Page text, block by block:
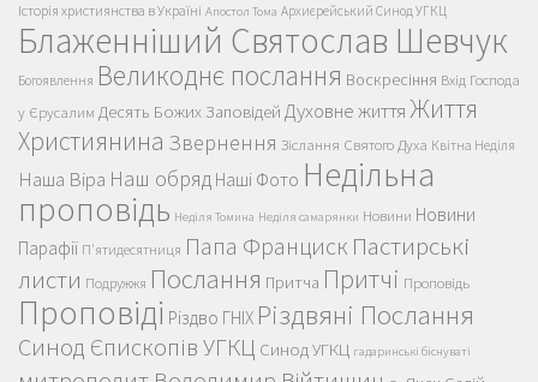
Історія християнства в Україні Апостол Тома Архиєрейський Синод УГКЦ
Блаженніший Святослав Шевчук
Богоявлення Великоднє послання Воскресіння Вхід Господа
у Єрусалим Десять Божих Заповідей Духовне життяЖиття
Християнина Звернення Зіслання Святого Духа Квітна Неділя
Наша Віра Наш обряд Наші Фото Недільна
проповідь Неділя Томина Неділя самарянки Новини Новини
Парафії П'ятидесятниця Папа Франциск Пастирські
листи Подружжя Послання Притча Притчі Проповідь
Проповіді Різдво ГНІХ Різдвяні Послання
Синод Єпископів УГКЦ Синод УГКЦ гадаринські біснуваті